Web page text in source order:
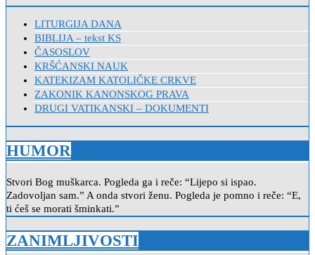
LITURGIJA DANA
BIBLIJA – tekst KS
ČASOSLOV
KRŠĆANSKI NAUK
KATEKIZAM KATOLIČKE CRKVE
ZAKONIK KANONSKOG PRAVA
DRUGI VATIKANSKI – DOKUMENTI
HUMOR
Stvori Bog muškarca. Pogleda ga i reče: “Lijepo si ispao.
Zadovoljan sam.” A onda stvori ženu. Pogleda je pomno i reče: “E,
ti ćeš se morati šminkati.”
ZANIMLJIVOSTI